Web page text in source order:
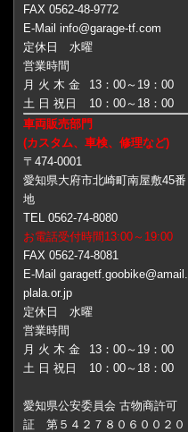
FAX 0562-48-9772
E-Mail info@garage-tf.com
定休日 水曜
営業時間
月 火 木 金
13：00～19：00
土 日 祝日
10：00～18：00
車両販売部門
(カスタム、車検、修理など)
〒474-0001
愛知県大府市北崎町南屋敷45番
地
TEL 0562-74-8080
お電話受付時間13:00～19:00
FAX 0562-74-8081
E-Mail garagetf.goobike@amail.
plala.or.jp
定休日 水曜
営業時間
月 火 木 金
13：00～19：00
土 日 祝日
10：00～18：00
愛知県公安委員会 古物商許可
証 第５４２７８０６００２０